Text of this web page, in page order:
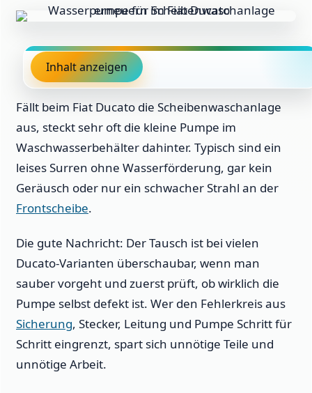
Inhalt anzeigen
Fällt beim Fiat Ducato die Scheibenwaschanlage
aus, steckt sehr oft die kleine Pumpe im
Waschwasserbehälter dahinter. Typisch sind ein
leises Surren ohne Wasserförderung, gar kein
Geräusch oder nur ein schwacher Strahl an der
Frontscheibe.
Die gute Nachricht: Der Tausch ist bei vielen
Ducato-Varianten überschaubar, wenn man
sauber vorgeht und zuerst prüft, ob wirklich die
Pumpe selbst defekt ist. Wer den Fehlerkreis aus
Sicherung, Stecker, Leitung und Pumpe Schritt für
Schritt eingrenzt, spart sich unnötige Teile und
unnötige Arbeit.